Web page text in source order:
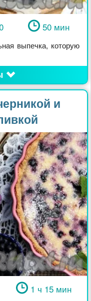
50 мин
выпечка, которую
и
1 ч 15 мин